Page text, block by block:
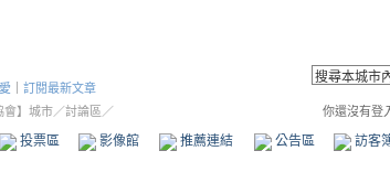
訂閱最新文章
會】城市／討論區／ 你還沒有登
投票區 影像館 推薦連結 公告區 訪客